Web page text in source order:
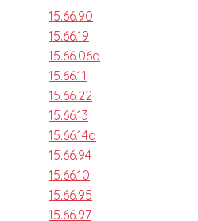
15.66.90
15.66.19
15.66.06a
15.66.11
15.66.22
15.66.13
15.66.14a
15.66.94
15.66.10
15.66.95
15.66.97